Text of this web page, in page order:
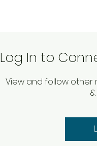
Log In to
View and follow other